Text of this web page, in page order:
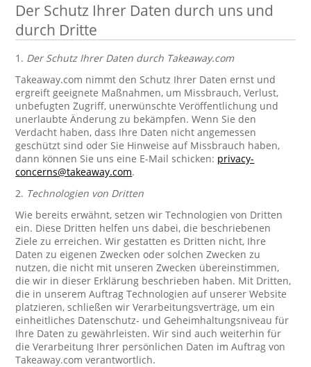
Der Schutz Ihrer Daten durch uns und
durch Dritte
1. Der Schutz Ihrer Daten durch Takeaway.com
Takeaway.com nimmt den Schutz Ihrer Daten ernst und
ergreift geeignete Maßnahmen, um Missbrauch, Verlust,
unbefugten Zugriff, unerwünschte Veröffentlichung und
unerlaubte Änderung zu bekämpfen. Wenn Sie den
Verdacht haben, dass Ihre Daten nicht angemessen
geschützt sind oder Sie Hinweise auf Missbrauch haben,
dann können Sie uns eine E-Mail schicken: privacy-
concerns@takeaway.com.
2. Technologien von Dritten
Wie bereits erwähnt, setzen wir Technologien von Dritten
ein. Diese Dritten helfen uns dabei, die beschriebenen
Ziele zu erreichen. Wir gestatten es Dritten nicht, Ihre
Daten zu eigenen Zwecken oder solchen Zwecken zu
nutzen, die nicht mit unseren Zwecken übereinstimmen,
die wir in dieser Erklärung beschrieben haben. Mit Dritten,
die in unserem Auftrag Technologien auf unserer Website
platzieren, schließen wir Verarbeitungsverträge, um ein
einheitliches Datenschutz- und Geheimhaltungsniveau für
Ihre Daten zu gewährleisten. Wir sind auch weiterhin für
die Verarbeitung Ihrer persönlichen Daten im Auftrag von
Takeaway.com verantwortlich.